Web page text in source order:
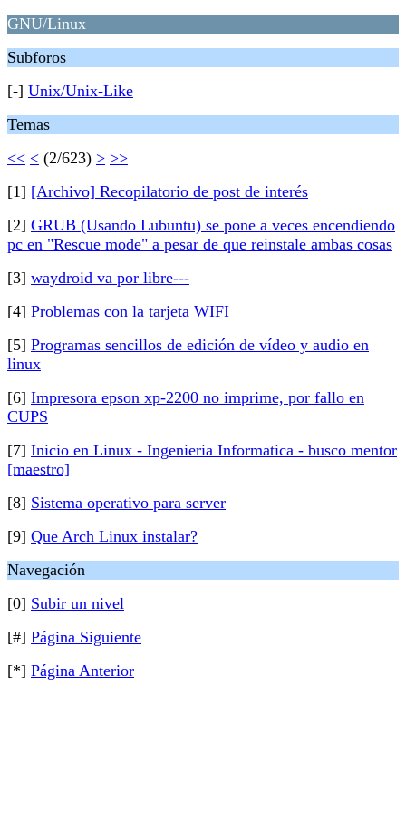
GNU/Linux
Subforos
[-] Unix/Unix-Like
Temas
<< < (2/623) > >>
[1] [Archivo] Recopilatorio de post de interés
[2] GRUB (Usando Lubuntu) se pone a veces encendiendo
pc en "Rescue mode" a pesar de que reinstale ambas cosas
[3] waydroid va por libre---
[4] Problemas con la tarjeta WIFI
[5] Programas sencillos de edición de vídeo y audio en
linux
[6] Impresora epson xp-2200 no imprime, por fallo en
CUPS
[7] Inicio en Linux - Ingenieria Informatica - busco mentor
[maestro]
[8] Sistema operativo para server
[9] Que Arch Linux instalar?
Navegación
[0] Subir un nivel
[#] Página Siguiente
[*] Página Anterior